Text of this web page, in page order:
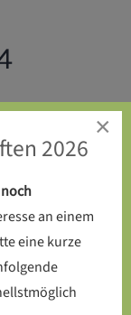
Toilette
Acker
×
2026
an einem
eine kurze